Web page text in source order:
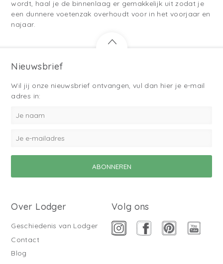
wordt, haal je de binnenlaag er gemakkelijk uit zodat je
een dunnere voetenzak overhoudt voor in het voorjaar en
najaar.
Nieuwsbrief
Wil jij onze nieuwsbrief ontvangen, vul dan hier je e-mail
adres in:
Over Lodger
Geschiedenis van Lodger
Contact
Blog
Volg ons